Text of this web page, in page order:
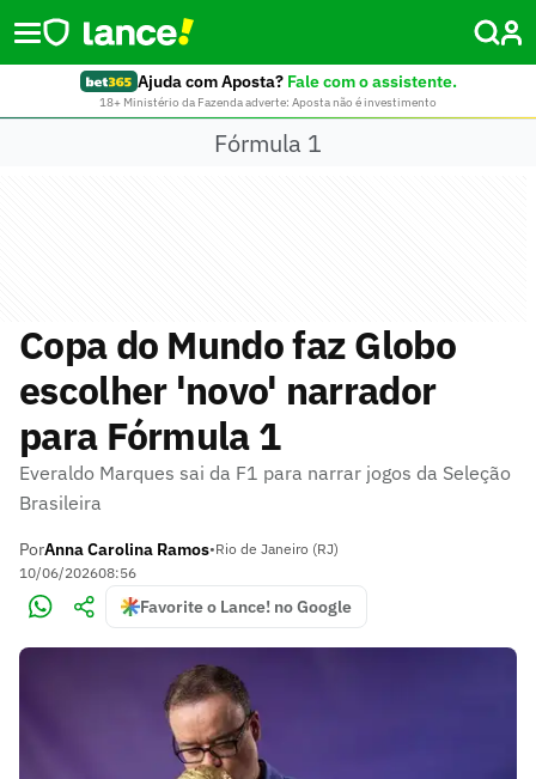
Ajuda com Aposta? Fale com o assistente.
18+ Ministério da Fazenda adverte: Aposta não é investimento
Fórmula 1
Copa do Mundo faz Globo
escolher 'novo' narrador
para Fórmula 1
Everaldo Marques sai da F1 para narrar jogos da Seleção
Brasileira
PorAnna Carolina Ramos•Rio de Janeiro (RJ)
10/06/202608:56
Favorite o Lance! no Google